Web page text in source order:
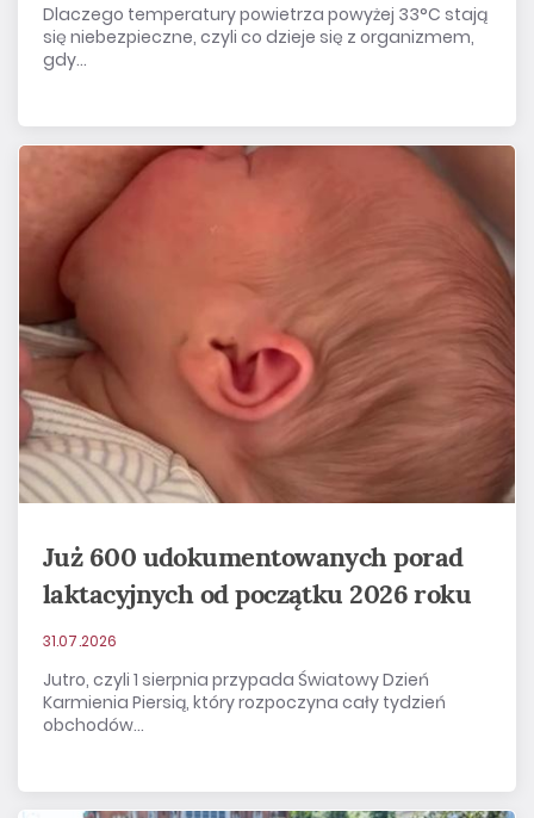
Dlaczego temperatury powietrza powyżej 33°C stają
się niebezpieczne, czyli co dzieje się z organizmem,
gdy...
Już 600 udokumentowanych porad
laktacyjnych od początku 2026 roku
31.07.2026
Jutro, czyli 1 sierpnia przypada Światowy Dzień
Karmienia Piersią, który rozpoczyna cały tydzień
obchodów...